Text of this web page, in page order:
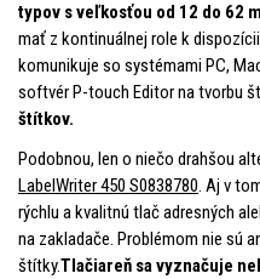
typov s veľkosťou od 12 do 62
mať z kontinuálnej role k
komunikuje so systémami PC,
softvér P-touch Editor na tvorbu
štítkov.
Podobnou, len o niečo drahšou
LabelWriter 450 S0838780. Aj v
rýchlu a kvalitnú tlač adresných
na zakladače. Problémom nie sú
štítky.Tlačiareň sa vyznačuje